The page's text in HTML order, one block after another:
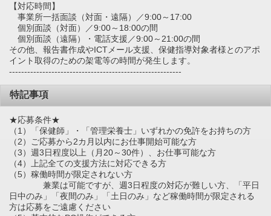
【対応時間】
事業所一括面談（対面・遠隔）／9:00～17:00
個別面談（対面）／9:00～18:00の間
個別面談（遠隔）・電話支援／9:00～21:00の間
その他、報告書作成やICTメール支援、保健指導対象者様とのアポ
イント取得のための架電等の時間が発生します。
---------------------------------------------------------
特記事項
★応募条件★
（1）「保健師」・「管理栄養士」いずれかの免許をお持ちの方
（2）ご応募から2カ月以内にお仕事開始可能な方
（3）週3日程度以上（月20～30件）、お仕事可能な方
（4）上記全ての支援方法に対応できる方
（5）稼働時間が限定されない方
兼業は可能ですが、週3日程度の対応が難しい方、「平日
日中のみ」「夜間のみ」「土日のみ」など稼働時間が限定される
方は応募をご遠慮ください